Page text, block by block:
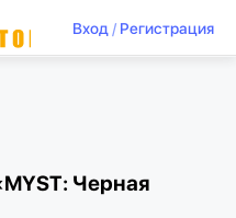
Вход/ Регистрация
Черная